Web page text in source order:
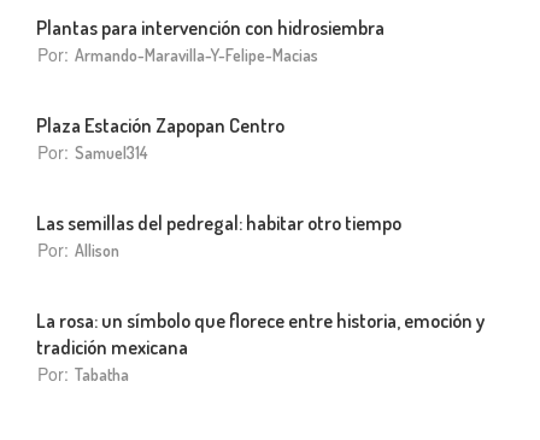
Plantas para intervención con hidrosiembra
Por: Armando-Maravilla-Y-Felipe-Macias
Plaza Estación Zapopan Centro
Por: Samuel314
Las semillas del pedregal: habitar otro tiempo
Por: Allison
La rosa: un símbolo que florece entre historia, emoción y
tradición mexicana
Por: Tabatha